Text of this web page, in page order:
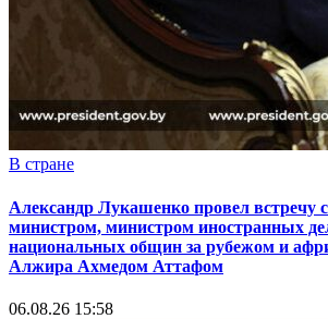
В стране
Александр Лукашенко провел встречу
министром, министром иностранных
национальных общин за рубежом и
Алжира Ахмедом Аттафом
06.08.26 15:58